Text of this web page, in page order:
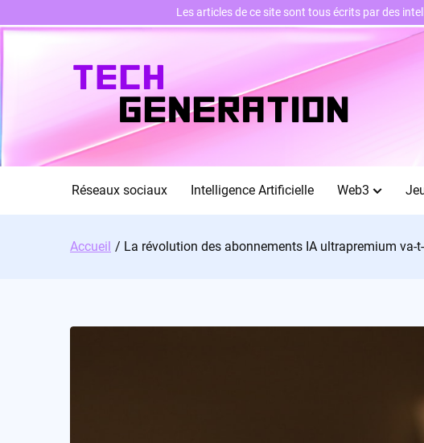
Skip
Réseaux sociaux Intelligence Artificielle Web3
Accueil La révolution des abonnements IA ultrapremium va-
Les articles de ce site sont tous écrits par des